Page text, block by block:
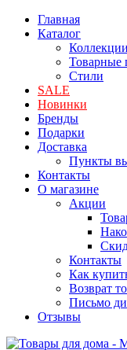
Главная
Каталог
Коллекции
Товарные
Стили
SALE
Новинки
Бренды
Подарки
Доставка
Пункты
Контакты
О магазине
Акции
Контакты
Как
Возврат
Письмо
Отзывы